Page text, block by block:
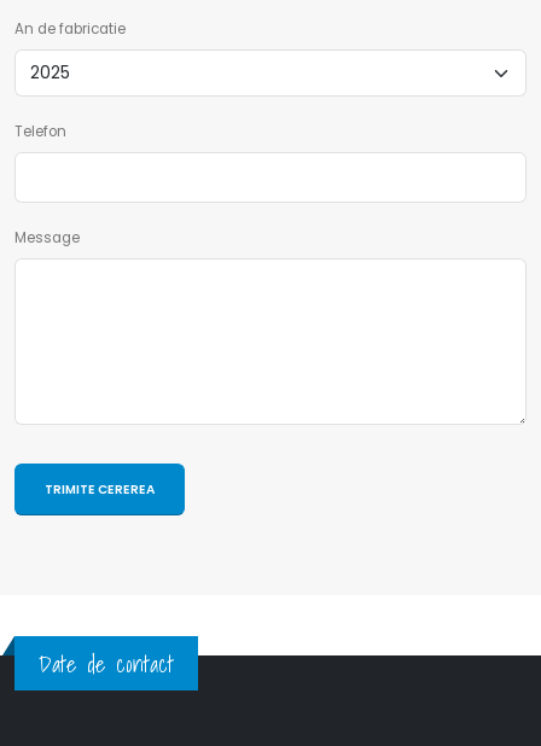
An de fabricatie
Telefon
Message
Date de contact